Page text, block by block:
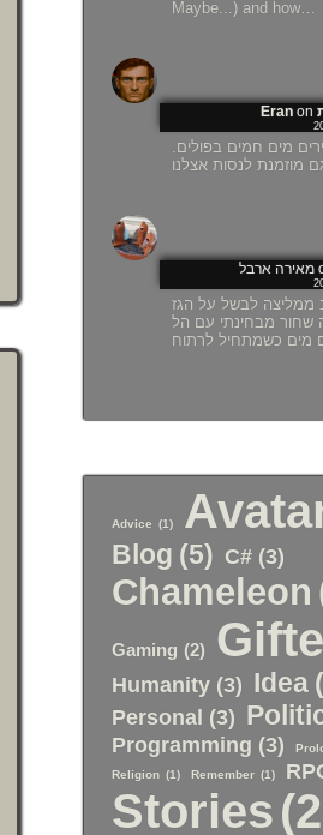
Maybe...) and how…
Eranon
מים חמים בפולים.
מאירה ארבל
ממליצה לבשל על הגז
שחור מבחינתי עם הל
Advice (1)
Blog (5) C# (3)
Chameleon
Gaming (2)
Humanity (3) Idea
Personal (3)
Programming (3)
Religion (1) Remember (1)
Stories